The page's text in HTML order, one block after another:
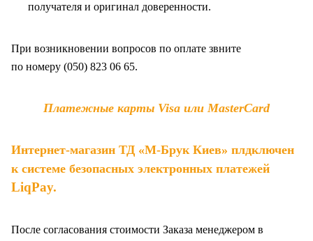
получателя и оригинал доверенности.
При возникновении вопросов по оплате звните
по номеру (050) 823 06 65.
Платежные карты Visa или MasterCard
Интернет-магазин ТД «М-Брук Киев» плдключен
к системе безопасных электронных платежей
LiqPay.
После согласования стоимости Заказа менеджером в